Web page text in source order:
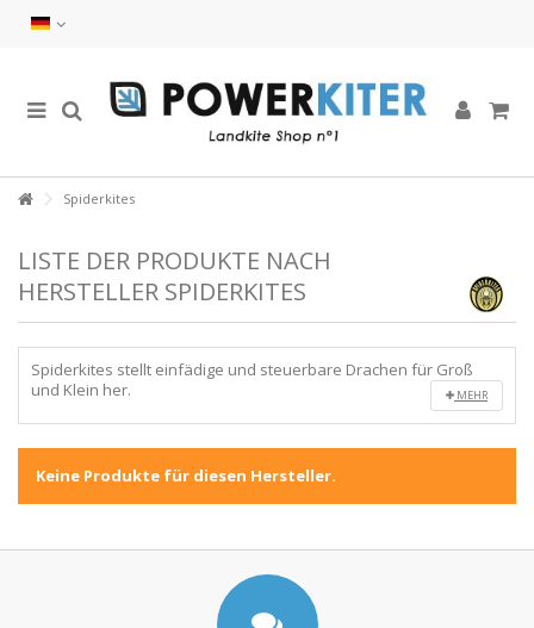
Spiderkites
LISTE DER PRODUKTE NACH
HERSTELLER SPIDERKITES
Spiderkites stellt einfädige und steuerbare Drachen für Groß
und Klein her.
MEHR
Keine Produkte für diesen Hersteller.